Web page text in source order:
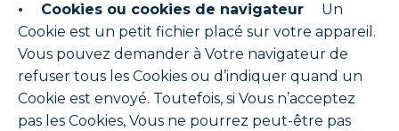
• Cookies ou cookies de navigateur Un
Cookie est un petit fichier placé sur votre appareil.
Vous pouvez demander à Votre navigateur de
refuser tous les Cookies ou d’indiquer quand un
Cookie est envoyé. Toutefois, si Vous n’acceptez
pas les Cookies, Vous ne pourrez peut-être pas